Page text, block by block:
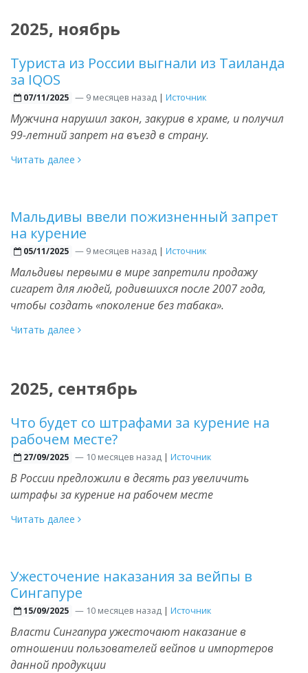
2025, ноябрь
Туриста из России выгнали из Таиланда
за IQOS
07/11/2025 —9 месяцев назад | Источник
Мужчина нарушил закон, закурив в храме, и получил
99-летний запрет на въезд в страну.
Читать далее
Мальдивы ввели пожизненный запрет
на курение
05/11/2025 —9 месяцев назад | Источник
Мальдивы первыми в мире запретили продажу
сигарет для людей, родившихся после 2007 года,
чтобы создать «поколение без табака».
Читать далее
2025, сентябрь
Что будет со штрафами за курение на
рабочем месте?
27/09/2025 —10 месяцев назад | Источник
В России предложили в десять раз увеличить
штрафы за курение на рабочем месте
Читать далее
Ужесточение наказания за вейпы в
Сингапуре
15/09/2025 —10 месяцев назад | Источник
Власти Сингапура ужесточают наказание в
отношении пользователей вейпов и импортеров
данной продукции